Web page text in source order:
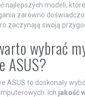
najlepszych modeli,
zarówno
zaczynają swoją
wybrać
ASUS?
ASUS to doskonały
Ich jakość